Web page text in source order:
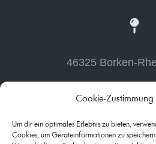
Cookie-Zustimmung
Um dir ein optimales Erlebnis zu bieten,
Cookies, um Geräteinformationen zu
46325 Borken-
02861 - 30